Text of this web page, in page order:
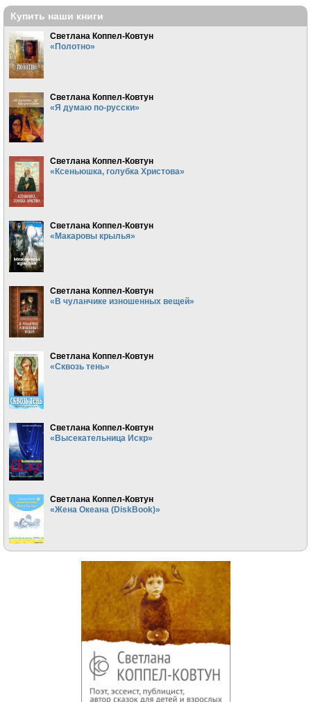
Купить наши книги
Светлана Коппел-Ковтун
«Полотно»
Светлана Коппел-Ковтун
«Я думаю по-русски»
Светлана Коппел-Ковтун
«Ксеньюшка, голубка Христова»
Светлана Коппел-Ковтун
«Макаровы крылья»
Светлана Коппел-Ковтун
«В чуланчике изношенных вещей»
Светлана Коппел-Ковтун
«Сквозь тень»
Светлана Коппел-Ковтун
«Высекательница Искр»
Светлана Коппел-Ковтун
«Жена Океана (DiskBook)»